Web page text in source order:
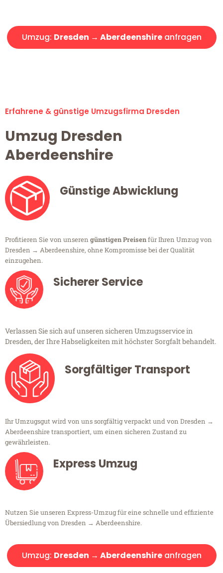
Umzug: Dresden → Aberdeenshireanfragen
Erfahrene & günstige Umzugsfirma Dresden
Umzug Dresden
Aberdeenshire
Günstige Abwicklung
Profitieren Sie von unseren günstigen Preisenfür Ihren Umzug von
Dresden → Aberdeenshire, ohne Kompromisse bei der Qualität
einzugehen.
Sicherer Service
Verlassen Sie sich auf unseren sicheren Umzugsservice in
Dresden, der Ihre Habseligkeiten mit höchster Sorgfalt behandelt.
Sorgfältiger Transport
Ihr Umzugsgut wird von uns sorgfältig verpackt und von Dresden →
Aberdeenshire transportiert, um einen sicheren Zustand zu
gewährleisten.
Express Umzug
Nutzen Sie unseren Express-Umzug für eine schnelle und effiziente
Übersiedlung von Dresden → Aberdeenshire.
Umzug: Dresden → Aberdeenshireanfragen